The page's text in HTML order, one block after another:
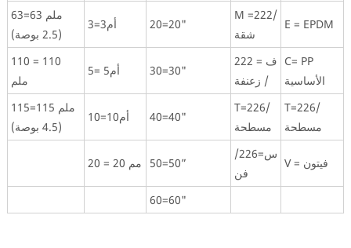
63=63 ملم
(2.5 بوصة)
3=3أم 20=20"
M =222/
شقة
E = EPDM
110 = 110
ملم
5= أم5 30=30"
ف = 222
/ زعنفة
C= PP
الأساسية
115=115 ملم
(4.5 بوصة)
10=10أم 40=40"
T=226/
مسطحة
T=226/
مسطحة
20 = 20 مم 50=50”
س=226/
فن
V = فيتون
60=60"